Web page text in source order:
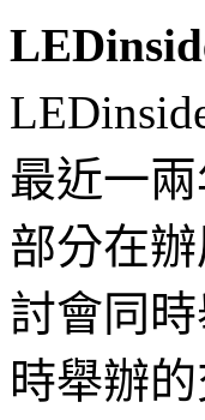
最近一
部分在
討會同
時舉辦